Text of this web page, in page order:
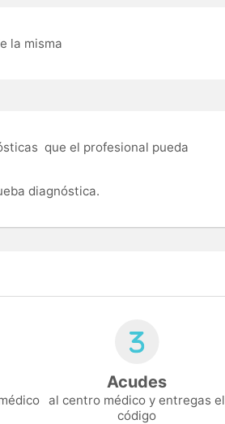
la misma
que el profesional pueda
diagnóstica.
Acudes
al centro médico y entregas el
código